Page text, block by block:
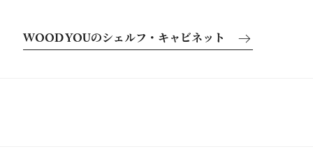
WOOD YOUのシェルフ・キャビネット